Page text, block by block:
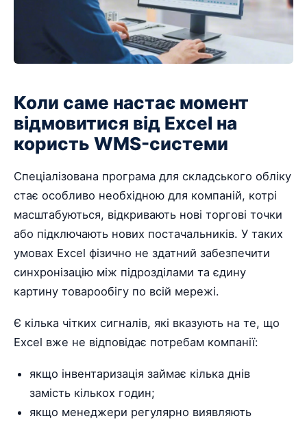
Коли саме настає момент
відмовитися від Excel на
користь WMS-системи
Спеціалізована програма для складського обліку
стає особливо необхідною для компаній, котрі
масштабуються, відкривають нові торгові точки
або підключають нових постачальників. У таких
умовах Excel фізично не здатний забезпечити
синхронізацію між підрозділами та єдину
картину товарообігу по всій мережі.
Є кілька чітких сигналів, які вказують на те, що
Excel вже не відповідає потребам компанії:
якщо інвентаризація займає кілька днів
замість кількох годин;
якщо менеджери регулярно виявляють